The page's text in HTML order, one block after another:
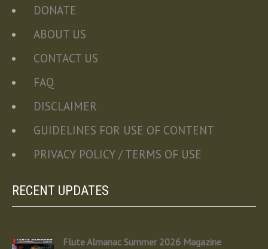
DONATE
ABOUT US
CONTACT US
FAQ
DISCLAIMER
GUIDELINES FOR USE OF CONTENT
PRIVACY POLICY / TERMS OF USE
RECENT UPDATES
Flute Almanac Summer 2026 Magazine